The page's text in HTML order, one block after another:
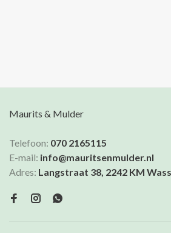
Maurits & Mulder
Telefoon: 070 2165115
E-mail: info@mauritsenmulder.nl
Adres: Langstraat 38, 2242 KM